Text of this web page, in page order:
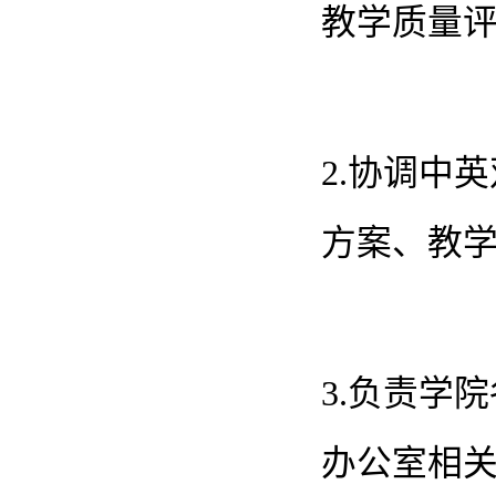
教学质量
2.协调中
方案、教
3.负责学
办公室相